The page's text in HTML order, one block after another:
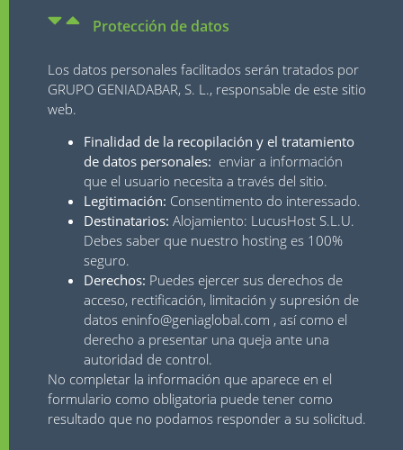
Protección de datos
Los datos personales facilitados serán tratados por
GRUPO GENIADABAR, S. L., responsable de este sitio
web.
Finalidad de la recopilación y el tratamiento
de datos personales: enviar a información
que el usuario necesita a través del sitio.
Legitimación: Consentimento do interessado.
Destinatarios: Alojamiento: LucusHost S.L.U.
Debes saber que nuestro hosting es 100%
seguro.
Derechos: Puedes ejercer sus derechos de
acceso, rectificación, limitación y supresión de
datos eninfo@geniaglobal.com , así como el
derecho a presentar una queja ante una
autoridad de control.
No completar la información que aparece en el
formulario como obligatoria puede tener como
resultado que no podamos responder a su solicitud.